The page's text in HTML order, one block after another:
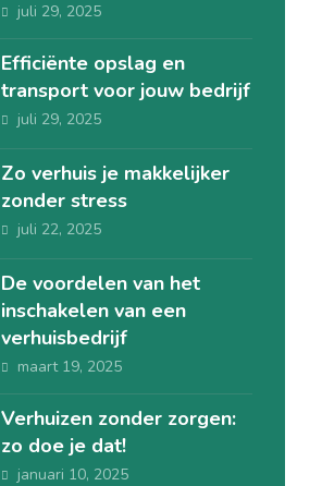
juli 29, 2025
Efficiënte opslag en
transport voor jouw bedrijf
juli 29, 2025
Zo verhuis je makkelijker
zonder stress
juli 22, 2025
De voordelen van het
inschakelen van een
verhuisbedrijf
maart 19, 2025
Verhuizen zonder zorgen:
zo doe je dat!
januari 10, 2025